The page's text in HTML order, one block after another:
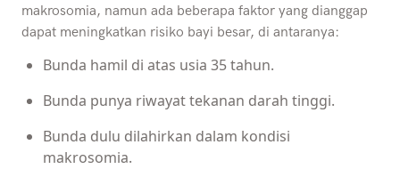
makrosomia, namun ada beberapa faktor yang dianggap
dapat meningkatkan risiko bayi besar, di antaranya:
Bunda hamil di atas usia 35 tahun.
Bunda punya riwayat tekanan darah tinggi.
Bunda dulu dilahirkan dalam kondisi
makrosomia.